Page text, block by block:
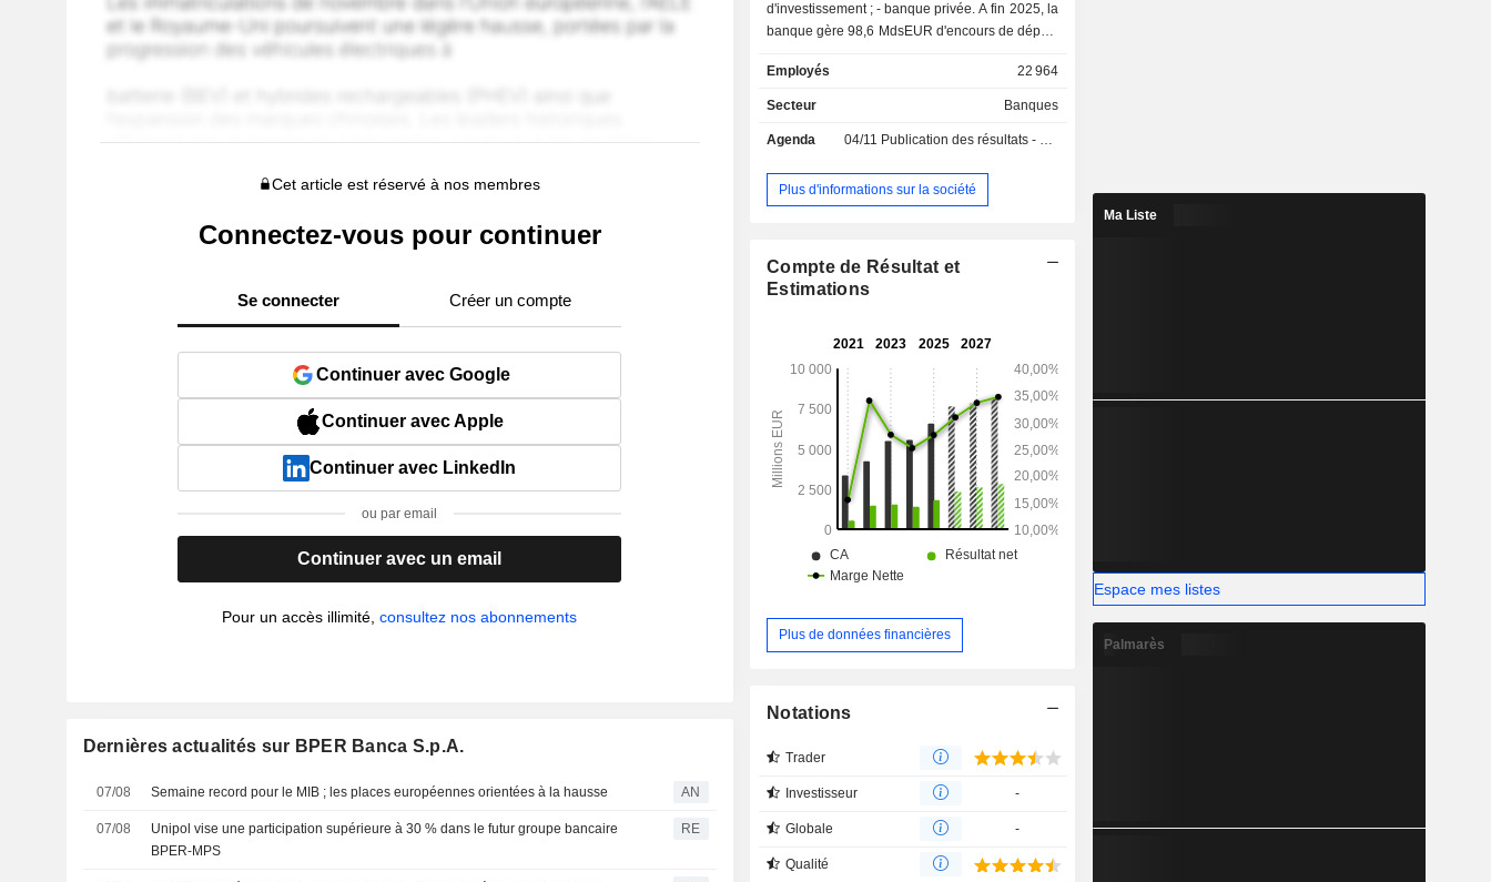
Cet article est réservé à nos membres
Connectez-vous pour continuer
Se connecter Créer un compte
Continuer avec Google
Continuer avec Apple
Continuer avec LinkedIn
ou par email
Continuer avec un email
Pour un accès illimité,consultez nos abonnements
Dernières actualités sur BPER Banca S.p.A.
07/08 Semaine record pour le MIB ; les places européennes orientées à la hausse AN
07/08
Unipol vise une participation supérieure à 30 % dans le futur groupe bancaire
BPER-MPS
RE
d'investissement ; - banque privée. A fin 2025, la
banque gère 98,6 MdsEUR d'encours de dépôts
Employés
22 964
Secteur Banques
Agenda 04/11 Publication des résultats - Q3 2026
Plus d'informations sur la société
Compte de Résultat et
Estimations
Plus de données financières
Notations
Trader
Investisseur -
Globale -
Qualité
Ma Liste
Espace mes listes
Palmarès